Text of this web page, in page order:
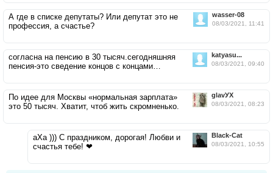
wasser-08
08/03/2021, 11:41
А где в списке депутаты? Или депутат это не
профессия, а счастье?
katyasu...
08/03/2021, 09:40
согласна на пенсию в 30 тысяч.сегодняшняя
пенсия-это сведение концов с концами…
glavУХ
08/03/2021, 08:23
По идее для Москвы «нормальная зарплата»
это 50 тысяч. Хватит, чтоб жить скромненько.
Black-Cat
08/03/2021, 10:55
аХа ))) С праздником, дорогая! Любви и
счастья тебе! ❤